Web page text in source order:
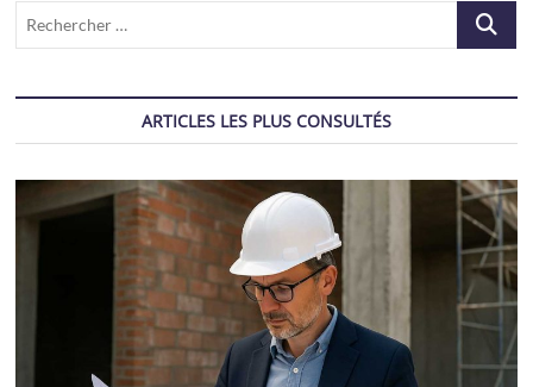
ARTICLES LES PLUS CONSULTÉS